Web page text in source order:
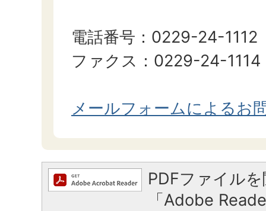
電話番号：0229-24-1112
ファクス：0229-24-1114
メールフォームによるお
PDFファイル
「Adobe